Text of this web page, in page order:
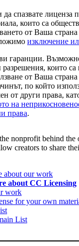
спазвате лиценза
които са
от Ваша
изключение
гаранции.
които са
от Ваша страна
по който
от други права,
на
права.
nonprofit behind the
creators to share
about our work
about CC Licensing
work
for your own
List